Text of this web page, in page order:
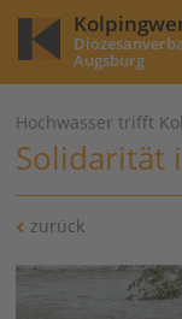
Augsburg
Hochwasser trifft
Solidarität
zurück